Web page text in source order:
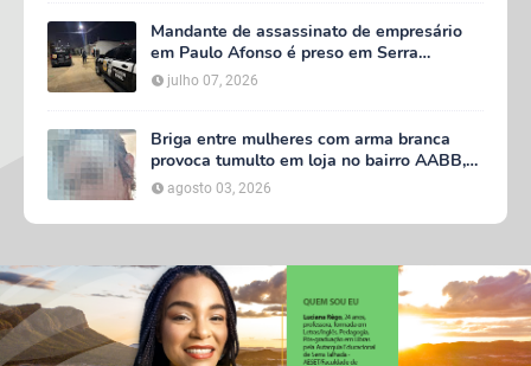
Mandante de assassinato de empresário
em Paulo Afonso é preso em Serra
Talhada; suspeito participou do velório da
vítima
julho 07, 2026
Briga entre mulheres com arma branca
provoca tumulto em loja no bairro AABB,
em Serra Talhada
agosto 03, 2026